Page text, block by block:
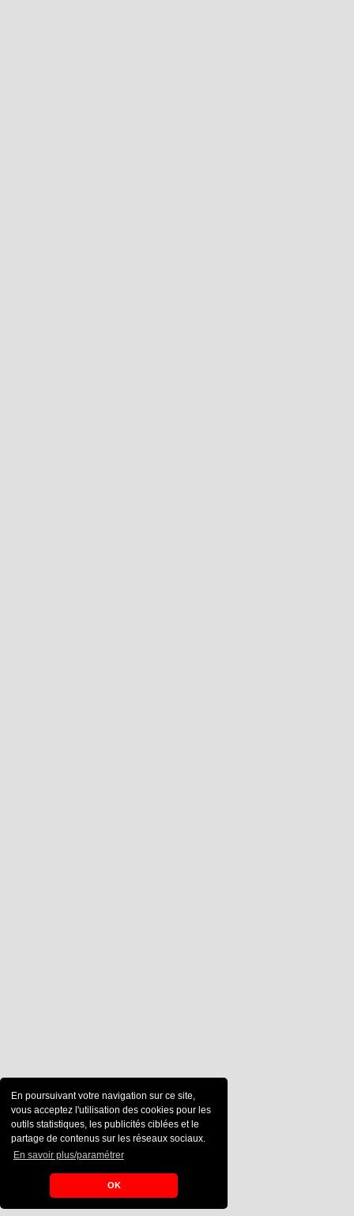
En poursuivant votre navigation sur ce site,
vous acceptez l'utilisation des cookies pour les
outils statistiques, les publicités ciblées et le
partage de contenus sur les réseaux sociaux.
En savoir plus/paramétrer
OK